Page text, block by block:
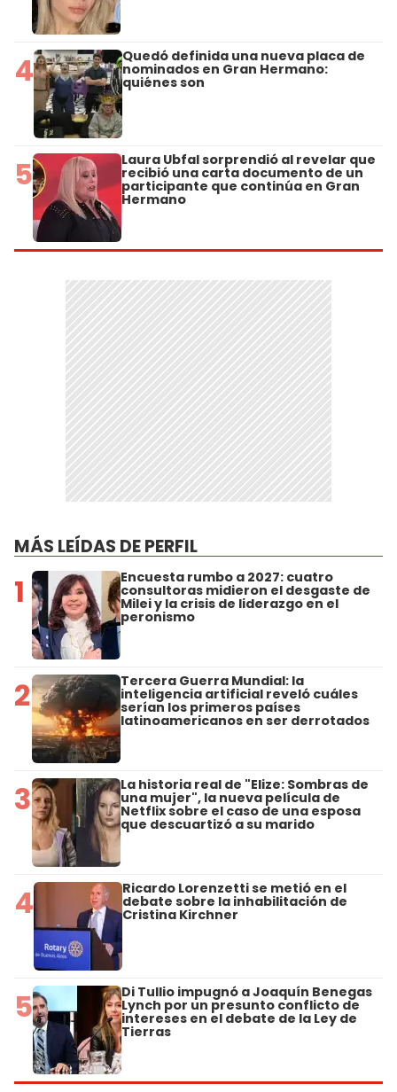
4 Quedó definida una nueva placa de
nominados en Gran Hermano:
quiénes son
5 Laura Ubfal sorprendió al revelar que
recibió una carta documento de un
participante que continúa en Gran
Hermano
MÁS LEÍDAS DE PERFIL
1 Encuesta rumbo a 2027: cuatro
consultoras midieron el desgaste de
Milei y la crisis de liderazgo en el
peronismo
2 Tercera Guerra Mundial: la
inteligencia artificial reveló cuáles
serían los primeros países
latinoamericanos en ser derrotados
3 La historia real de "Elize: Sombras de
una mujer", la nueva película de
Netflix sobre el caso de una esposa
que descuartizó a su marido
4 Ricardo Lorenzetti se metió en el
debate sobre la inhabilitación de
Cristina Kirchner
5 Di Tullio impugnó a Joaquín Benegas
Lynch por un presunto conflicto de
intereses en el debate de la Ley de
Tierras